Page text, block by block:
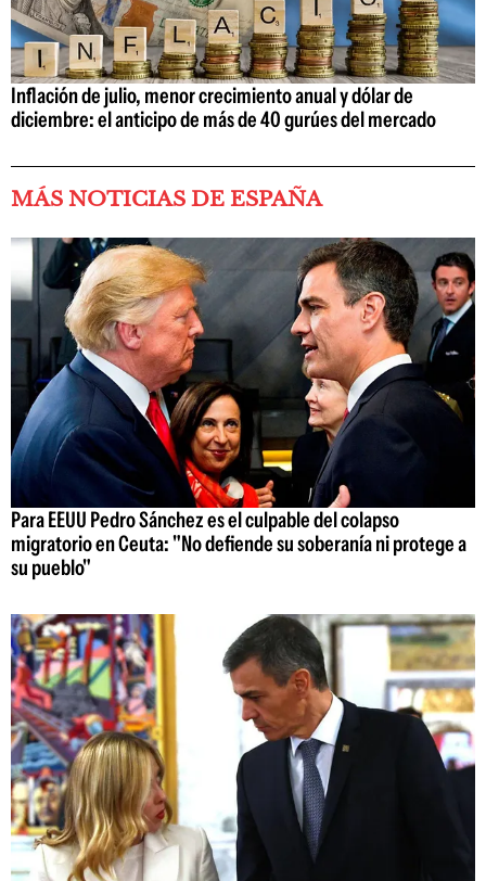
Inflación de julio, menor crecimiento anual y dólar de
diciembre: el anticipo de más de 40 gurúes del mercado
MÁS NOTICIAS DE ESPAÑA
Para EEUU Pedro Sánchez es el culpable del colapso
migratorio en Ceuta: "No defiende su soberanía ni protege a
su pueblo"